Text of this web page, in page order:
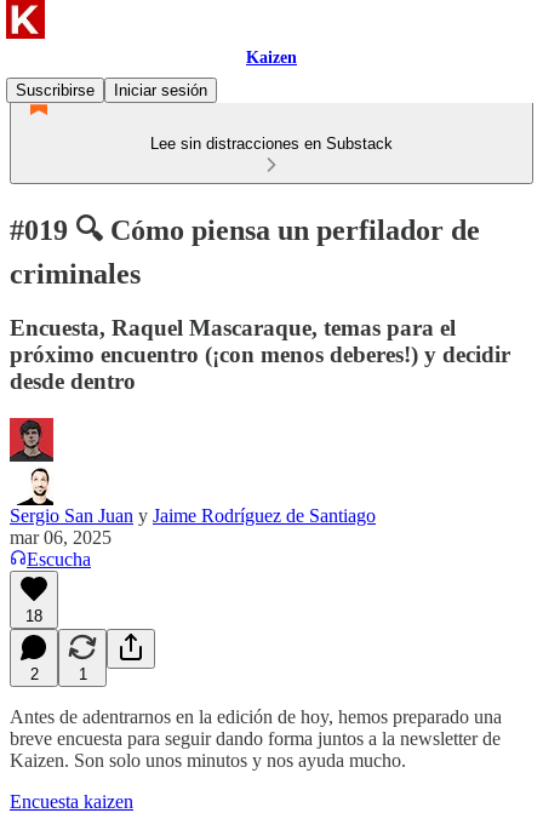
Kaizen
Suscribirse
Iniciar sesión
Lee sin distracciones en Substack
#019 🔍 Cómo piensa un perfilador de
criminales
Encuesta, Raquel Mascaraque, temas para el
próximo encuentro (¡con menos deberes!) y decidir
desde dentro
Sergio San Juan y Jaime Rodríguez de Santiago
mar 06, 2025
Escucha
18
2 1
Antes de adentrarnos en la edición de hoy, hemos preparado una
breve encuesta para seguir dando forma juntos a la newsletter de
Kaizen. Son solo unos minutos y nos ayuda mucho.
Encuesta kaizen